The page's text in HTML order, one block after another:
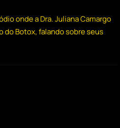
onde a Dra. Juliana Camargo
do Botox, falando sobre seus